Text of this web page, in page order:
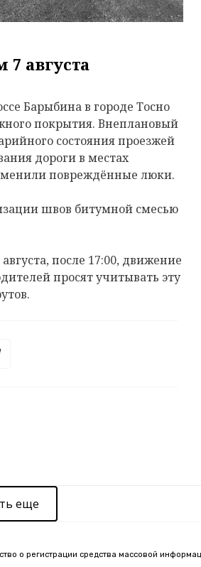
августа
Барыбина в городе Тосно
покрытия. Внеплановый
состояния проезжей
дороги в местах
повреждённые люки.
швов битумной смесью
после 17:00, движение
просят учитывать эту
еще
о регистрации средства массовой